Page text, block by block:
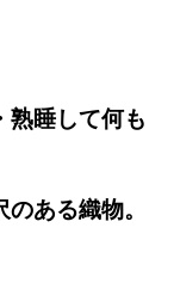
熟睡して何も
ある織物。